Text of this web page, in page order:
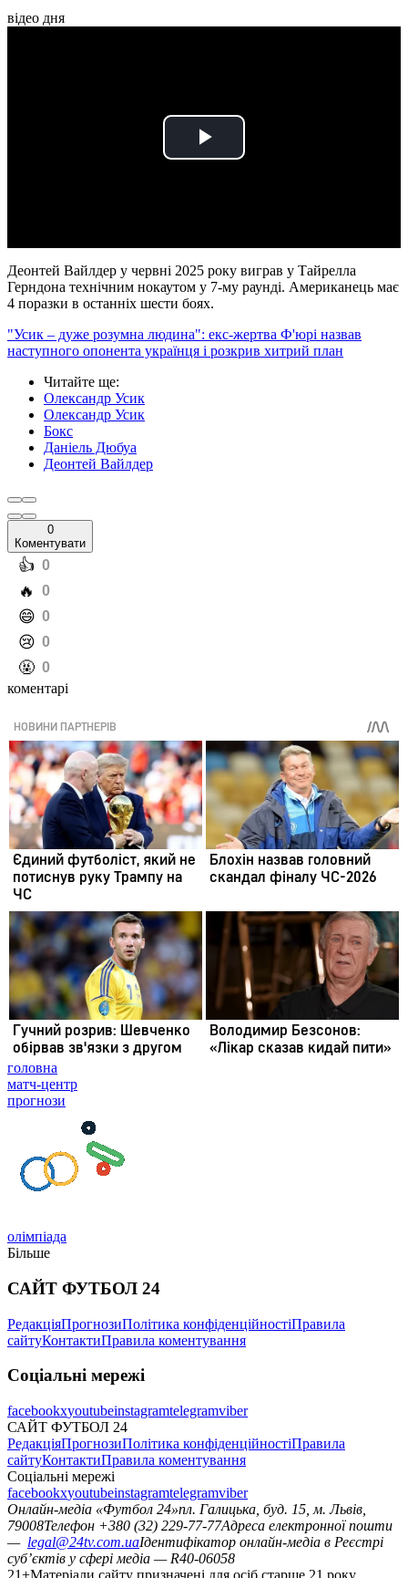
відео дня
Play
Деонтей Вайлдер у червні 2025 року виграв у Тайрелла
Герндона технічним нокаутом у 7-му раунді. Американець має
4 поразки в останніх шести боях.
"Усик – дуже розумна людина": екс-жертва Ф'юрі назвав
наступного опонента українця і розкрив хитрий план
Читайте ще:
Олександр Усик
Олександр Усик
Бокс
Даніель Дюбуа
Деонтей Вайлдер
0
Коментувати
️👍 0
️🔥 0
️😄 0
️😢 0
️🤬 0
коментарі
головна
матч-центр
прогнози
олімпіада
Більше
САЙТ ФУТБОЛ 24
РедакціяПрогнозиПолітика конфіденційностіПравила
сайтуКонтактиПравила коментування
Соціальні мережі
facebookxyoutubeinstagramtelegramviber
САЙТ ФУТБОЛ 24
РедакціяПрогнозиПолітика конфіденційностіПравила
сайтуКонтактиПравила коментування
Соціальні мережі
facebookxyoutubeinstagramtelegramviber
Онлайн-медіа «Футбол 24»пл. Галицька, буд. 15, м. Львів,
79008Телефон +380 (32) 229-77-77Адреса електронної пошти
— legal@24tv.com.uaІдентифікатор онлайн-медіа в Реєстрі
суб’єктів у сфері медіа — R40-06058
21+Матеріали сайту призначені для осіб старше 21 року